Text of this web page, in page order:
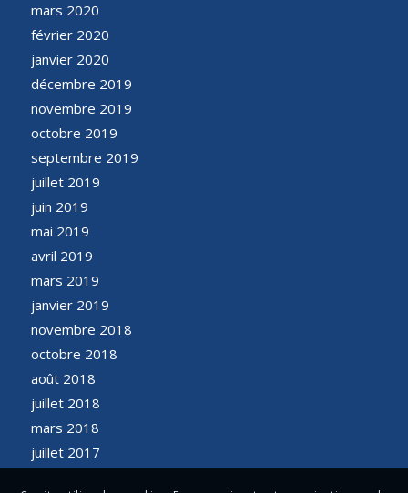
mars 2020
février 2020
janvier 2020
décembre 2019
novembre 2019
octobre 2019
septembre 2019
juillet 2019
juin 2019
mai 2019
avril 2019
mars 2019
janvier 2019
novembre 2018
octobre 2018
août 2018
juillet 2018
mars 2018
juillet 2017